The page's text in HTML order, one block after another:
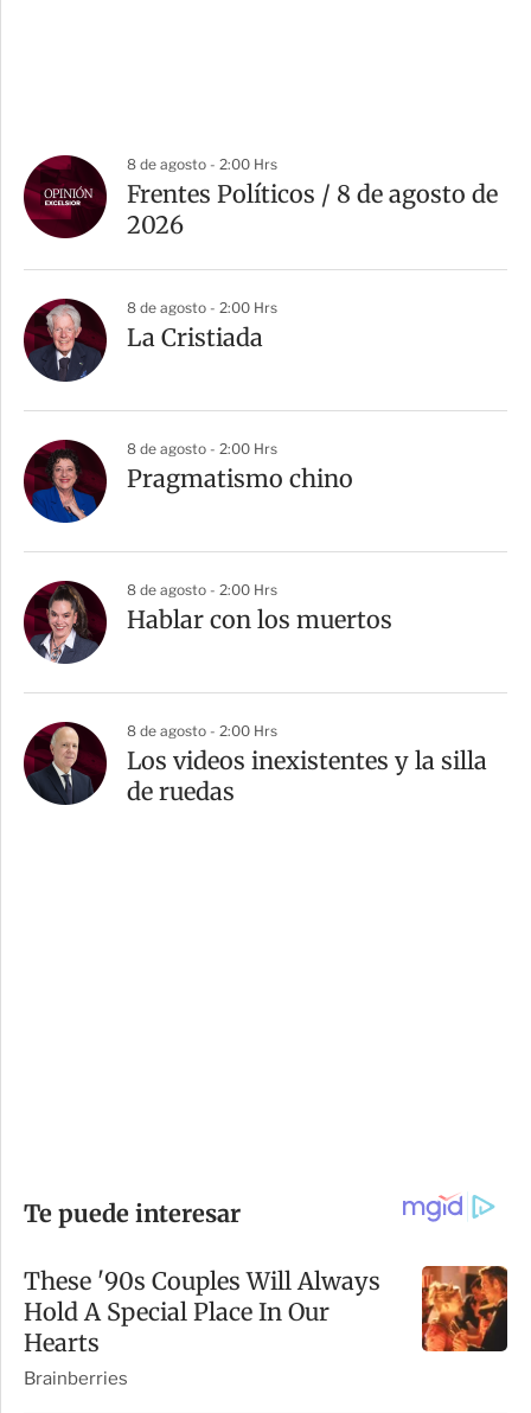
8 de agosto - 2:00 Hrs
Frentes Políticos / 8 de agosto de
2026
8 de agosto - 2:00 Hrs
La Cristiada
8 de agosto - 2:00 Hrs
Pragmatismo chino
8 de agosto - 2:00 Hrs
Hablar con los muertos
8 de agosto - 2:00 Hrs
Los videos inexistentes y la silla
de ruedas